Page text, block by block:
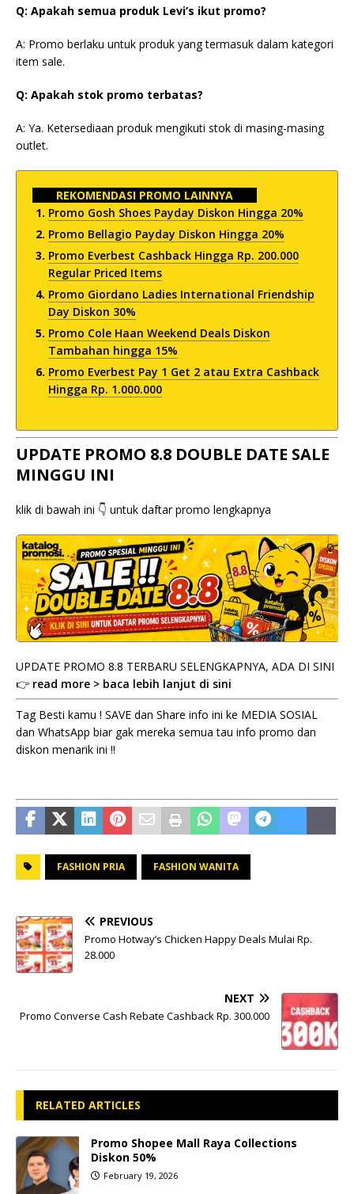
Q: Apakah semua produk Levi’s ikut promo?
A: Promo berlaku untuk produk yang termasuk dalam kategori
item sale.
Q: Apakah stok promo terbatas?
A: Ya. Ketersediaan produk mengikuti stok di masing-masing
outlet.
REKOMENDASI PROMO LAINNYA
Promo Gosh Shoes Payday Diskon Hingga 20%
Promo Bellagio Payday Diskon Hingga 20%
Promo Everbest Cashback Hingga Rp. 200.000
Regular Priced Items
Promo Giordano Ladies International Friendship
Day Diskon 30%
Promo Cole Haan Weekend Deals Diskon
Tambahan hingga 15%
Promo Everbest Pay 1 Get 2 atau Extra Cashback
Hingga Rp. 1.000.000
UPDATE PROMO 8.8 DOUBLE DATE SALE
MINGGU INI
klik di bawah ini 👇 untuk daftar promo lengkapnya
UPDATE PROMO 8.8 TERBARU SELENGKAPNYA, ADA DI SINI
👉 read more > baca lebih lanjut di sini
Tag Besti kamu ! SAVE dan Share info ini ke MEDIA SOSIAL
dan WhatsApp biar gak mereka semua tau info promo dan
diskon menarik ini !!
FASHION PRIA FASHION WANITA
PREVIOUS
Promo Hotway’s Chicken Happy Deals Mulai Rp.
28.000
NEXT
Promo Converse Cash Rebate Cashback Rp. 300.000
RELATED ARTICLES
Promo Shopee Mall Raya Collections
Diskon 50%
February 19, 2026